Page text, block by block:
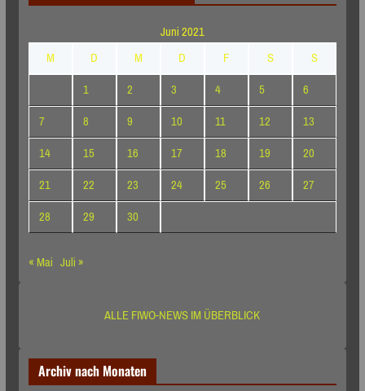
Juni 2021
M
D M D F S
S
1
2 3 4 5
6
7
8 9 10 11 12
13
14
15 16 17 18 19
20
21
22 23 24 25 26
27
28
29
30
« Mai Juli »
ALLE FIWO-NEWS IM ÜBERBLICK
Archiv nach Monaten